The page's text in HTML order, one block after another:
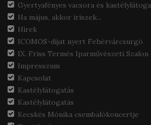
Gyertyafényes vacsora és
Ha május, akkor íriszek...
Hírek
ICOMOS-díjat nyert Fehérvárcsurgó
IX. Friss Termés Iparművészeti Szalon
Impresszum
Kapcsolat
Kastélylátogatás
Kastélylátogatás
Kecskés Mónika csembalókoncertje